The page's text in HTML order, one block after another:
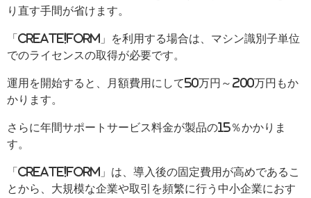
り直す手間が省けます。
「Create!form」を利用する場合は、マシン識別子単位
でのライセンスの取得が必要です。
運用を開始すると、月額費用にして50万円～200万円もか
かります。
さらに年間サポートサービス料金が製品の15％かかりま
す。
「Create!form」は、導入後の固定費用が高めであるこ
とから、大規模な企業や取引を頻繁に行う中小企業におす